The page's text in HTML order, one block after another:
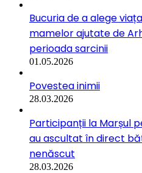
Bucuria de a alege
mamelor ajutate de
perioada sarcinii
01.05.2026
Povestea inimii
28.03.2026
Participanții la Marșul
au ascultat în direct
nenăscut
28.03.2026